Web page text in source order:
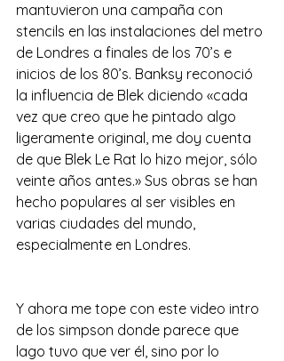
mantuvieron una campaña con
stencils en las instalaciones del metro
de Londres a finales de los 70’s e
inicios de los 80’s. Banksy reconoció
la influencia de Blek diciendo «cada
vez que creo que he pintado algo
ligeramente original, me doy cuenta
de que Blek Le Rat lo hizo mejor, sólo
veinte años antes.» Sus obras se han
hecho populares al ser visibles en
varias ciudades del mundo,
especialmente en Londres.
Y ahora me tope con este video intro
de los simpson donde parece que
lago tuvo que ver él, sino por lo